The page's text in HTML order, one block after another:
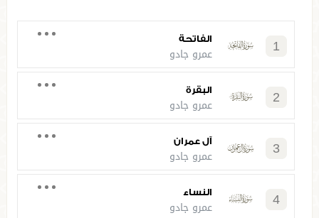
1 الفاتحة
عمرو جادو
2 البقرة
عمرو جادو
3 آل عمران
عمرو جادو
4 النساء
عمرو جادو